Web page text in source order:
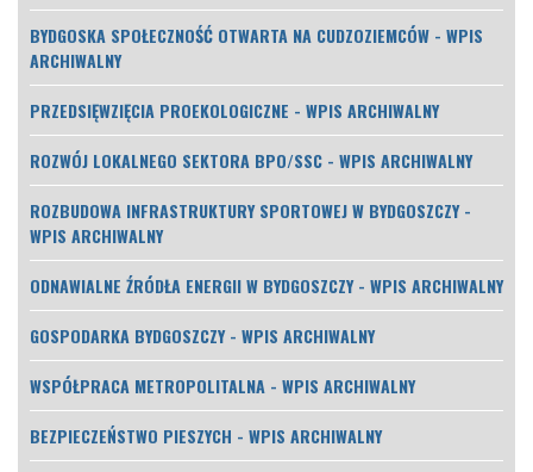
BYDGOSKA SPOŁECZNOŚĆ OTWARTA NA CUDZOZIEMCÓW - WPIS
ARCHIWALNY
PRZEDSIĘWZIĘCIA PROEKOLOGICZNE - WPIS ARCHIWALNY
ROZWÓJ LOKALNEGO SEKTORA BPO/SSC - WPIS ARCHIWALNY
ROZBUDOWA INFRASTRUKTURY SPORTOWEJ W BYDGOSZCZY -
WPIS ARCHIWALNY
ODNAWIALNE ŹRÓDŁA ENERGII W BYDGOSZCZY - WPIS ARCHIWALNY
GOSPODARKA BYDGOSZCZY - WPIS ARCHIWALNY
WSPÓŁPRACA METROPOLITALNA - WPIS ARCHIWALNY
BEZPIECZEŃSTWO PIESZYCH - WPIS ARCHIWALNY